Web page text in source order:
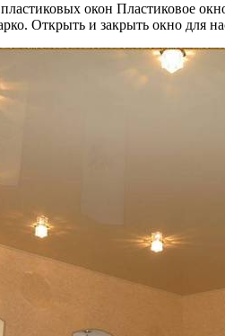
окон Пластиковое
Открыть и закрыть окно для